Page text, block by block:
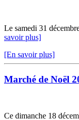
Le samedi 31
savoir plus]
[En savoir plus]
Marché de Noël
Ce dimanche 18